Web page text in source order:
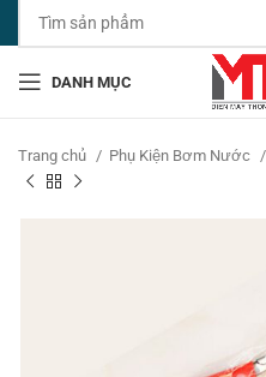
DANH MỤC
Trang chủ Phụ Kiện Bơm Nước